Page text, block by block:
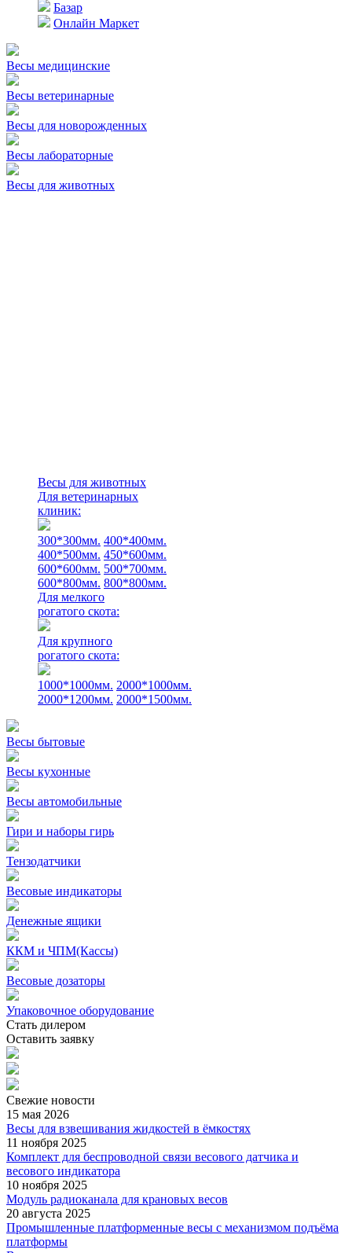
Базар
Онлайн Маркет
Весы медицинские
Весы ветеринарные
Весы для новорожденных
Весы лабораторные
Весы для животных
Весы для животных
Для ветеринарных
клиник:
300*300мм. 400*400мм.
400*500мм. 450*600мм.
600*600мм. 500*700мм.
600*800мм. 800*800мм.
Для мелкого
рогатого скота:
Для крупного
рогатого скота:
1000*1000мм. 2000*1000мм.
2000*1200мм. 2000*1500мм.
Весы бытовые
Весы кухонные
Весы автомобильные
Гири и наборы гирь
Тензодатчики
Весовые индикаторы
Денежные ящики
ККМ и ЧПМ(Кассы)
Весовые дозаторы
Упаковочное оборудование
Стать дилером
Оставить заявку
Свежие новости
15 мая 2026
Весы для взвешивания жидкостей в ёмкостях
11 ноября 2025
Комплект для беспроводной связи весового датчика и
весового индикатора
10 ноября 2025
Модуль радиоканала для крановых весов
20 августа 2025
Промышленные платформенные весы с механизмом подъёма
платформы